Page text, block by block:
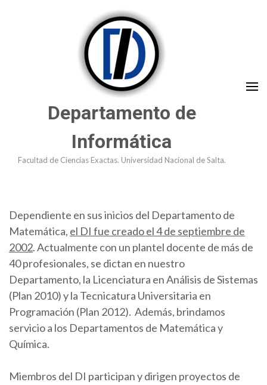
Departamento de
Informática
Facultad de Ciencias Exactas. Universidad Nacional de Salta.
Dependiente en sus inicios del Departamento de
Matemática, el DI fue creado el 4 de septiembre de
2002. Actualmente con un plantel docente de más de
40 profesionales, se dictan en nuestro
Departamento, la Licenciatura en Análisis de Sistemas
(Plan 2010) y la Tecnicatura Universitaria en
Programación (Plan 2012). Además, brindamos
servicio a los Departamentos de Matemática y
Química.
Miembros del DI participan y dirigen proyectos de